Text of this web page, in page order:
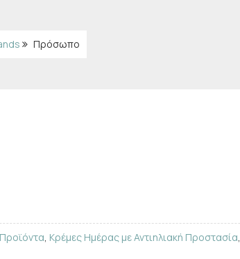
Πρόσωπο
, Κρέμες Ημέρας με Αντιηλιακή Προστασία,